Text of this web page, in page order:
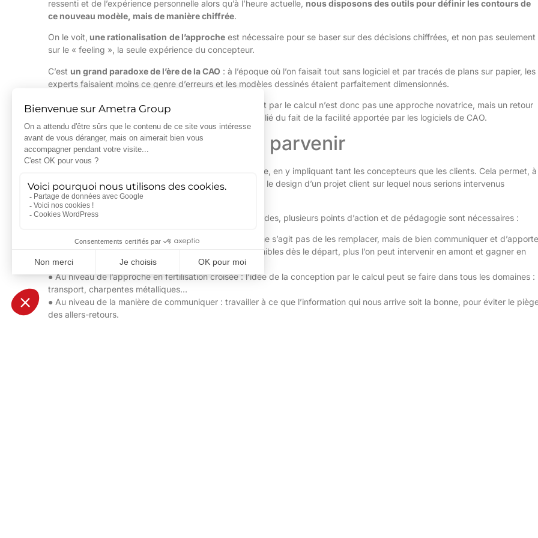
ressenti et de l’expérience personnelle alors qu’à l’heure actuelle, nous disposons des outils pour définir les contours de
ce nouveau modèle, mais de manière chiffrée.
On le voit, une rationalisation de l’approche est nécessaire pour se baser sur des décisions chiffrées, et non pas seulement
sur le « feeling », la seule expérience du concepteur.
C’est un grand paradoxe de l’ère de la CAO : à l’époque où l’on faisait tout sans logiciel et par tracés de plans sur papier, les
experts faisaient moins ce genre d’erreurs et les modèles dessinés étaient parfaitement dimensionnés.
Dans ce contexte, l’idée du pilotage du développement par le calcul n’est donc pas une approche novatrice, mais un retour
au bon sens d’une certaine époque, parfois un peu oublié du fait de la facilité apportée par les logiciels de CAO.
Les clés d’action pour y parvenir
Le Groupe AMETRA travaille à optimiser cette approche, en y impliquant tant les concepteurs que les clients. Cela permet, à
terme, de ne pas devoir repartir de zéro pour améliorer le design d’un projet client sur lequel nous serions intervenus
tardivement.
Pour rationaliser le processus et faire évoluer les habitudes, plusieurs points d’action et de pédagogie sont nécessaires :
● Au niveau des concepteurs : transmettre l’idée qu’il ne s’agit pas de les remplacer, mais de bien communiquer et
une aide à la décision. Plus les informations sont disponibles dès le départ, plus l’on peut intervenir en amont et gagner en
marge de manœuvre, en légèreté et en performance.
● Au niveau de l’approche en fertilisation croisée : l’idée de la conception par le calcul peut se faire dans tous les domaines :
transport, charpentes métalliques…
● Au niveau de la manière de communiquer : travailler à ce que l’information qui nous arrive soit la bonne, pour éviter le
des allers-retours.